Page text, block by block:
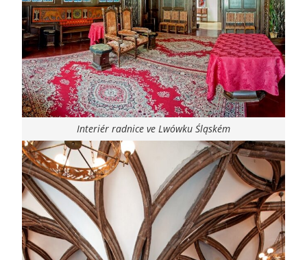
Interiér radnice ve Lwówku Śląském